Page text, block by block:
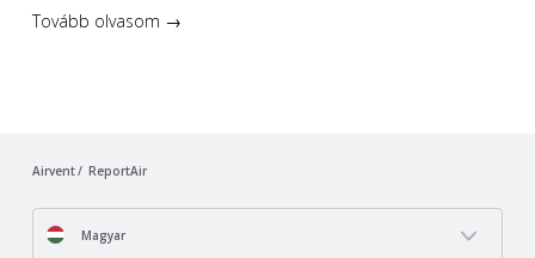
Tovább olvasom →
Airvent ReportAir
Magyar